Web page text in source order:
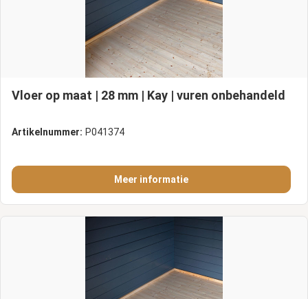
Vloer op maat | 28 mm | Kay | vuren onbehandeld
Artikelnummer: P041374
Meer informatie